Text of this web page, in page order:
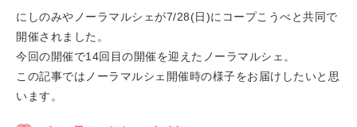
にしのみやノーラマルシェが7/28(日)にコープこうべと共同で
開催されました。
今回の開催で14回目の開催を迎えたノーラマルシェ。
この記事ではノーラマルシェ開催時の様子をお届けしたいと思
います。